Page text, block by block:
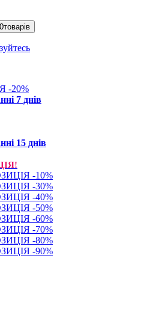
0товарів
-20%
7 днiв
15 днiв
-10%
-30%
-40%
-50%
-60%
-70%
-80%
-90%